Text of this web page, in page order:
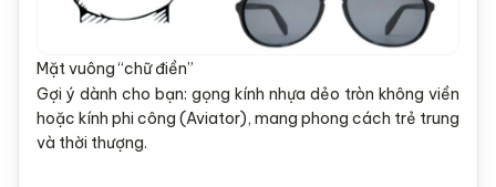
Mặt vuông “chữ điền”
Gợi ý dành cho bạn: gọng kính nhựa dẻo tròn không viền
hoặc kính phi công (Aviator), mang phong cách trẻ trung
và thời thượng.